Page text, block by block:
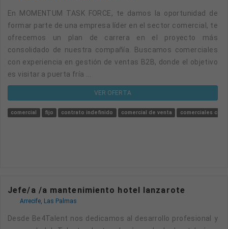
En MOMENTUM TASK FORCE, te damos la oportunidad de
formar parte de una empresa líder en el sector comercial, te
ofrecemos un plan de carrera en el proyecto más
consolidado de nuestra compañía. Buscamos comerciales
con experiencia en gestión de ventas B2B, donde el objetivo
es visitar a puerta fría ...
VER OFERTA
comercial fijo contrato indefinido comercial de venta comerciales con
Jefe/a /a mantenimiento hotel lanzarote
Arrecife, Las Palmas
Desde Be4Talent nos dedicamos al desarrollo profesional y